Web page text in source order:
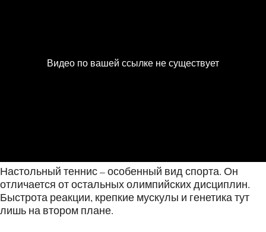
Настольный теннис – особенный вид спорта. Он
отличается от остальных олимпийских дисциплин.
Быстрота реакции, крепкие мускулы и генетика тут
лишь на втором плане.